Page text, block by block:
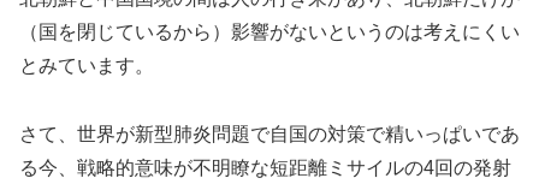
（国を閉じているから）影響がないというのは考えにくい
とみています。
さて、世界が新型肺炎問題で自国の対策で精いっぱいであ
る今、戦略的意味が不明瞭な短距離ミサイルの4回の発射